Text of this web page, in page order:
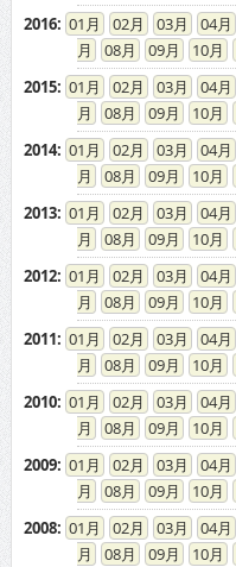
2016: 01 02 03 04
08
09 10
2015: 01 02 03 04
08
09 10
2014: 01 02 03 04
08
09 10
2013: 01 02 03 04
08
09 10
2012: 01 02 03 04
08
09 10
2011: 01 02 03 04
08
09 10
2010: 01 02 03 04
08
09 10
2009: 01 02 03 04
08
09 10
2008: 01 02 03 04
08
09 10